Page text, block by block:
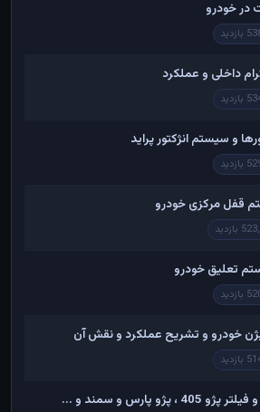
در خودرو
داخلی و عملکرد
و سیستم انژکتور پراید
قفل مرکزی خودرو
تعلیق خودرو
خودرو و تشریح عملکرد و نقش آن
پارس و سمند و ...